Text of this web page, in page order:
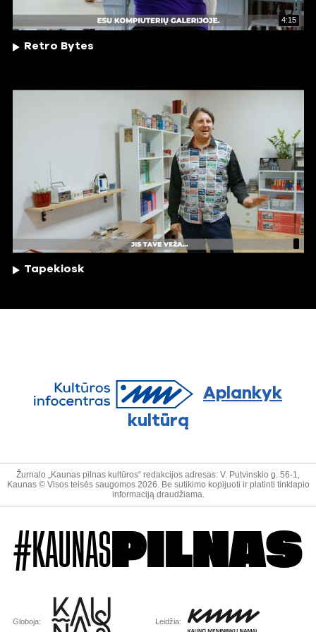
4:15
Retro Bytes
Tapekiosk
Aplankyk
kultūrą
Žurnalo „Kaunas pilnas kultūros“ redakcijos adresas: V. Putvinskio g. 56-1,
Kaunas © Visos teisės saugomos 2026. Be sutikimo kopijuoti ir platinti tinklapio
informaciją draudžiama.
#KAUNAS PILNAS
Globoja: Leidžia: